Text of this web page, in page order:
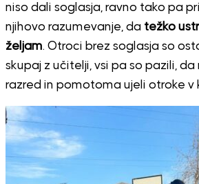
niso dali soglasja, ravno tako pa
njihovo razumevanje, da težko
željam. Otroci brez soglasja so
skupaj z učitelji, vsi pa so pazili,
razred in pomotoma ujeli otroke v